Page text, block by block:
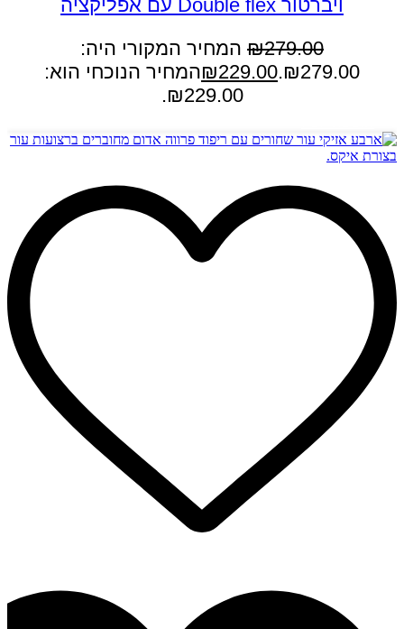
ויברטור Double flex עם אפליקציה
₪279.00
המחיר המקורי היה:
₪279.00.
₪229.00
המחיר הנוכחי הוא:
₪229.00.